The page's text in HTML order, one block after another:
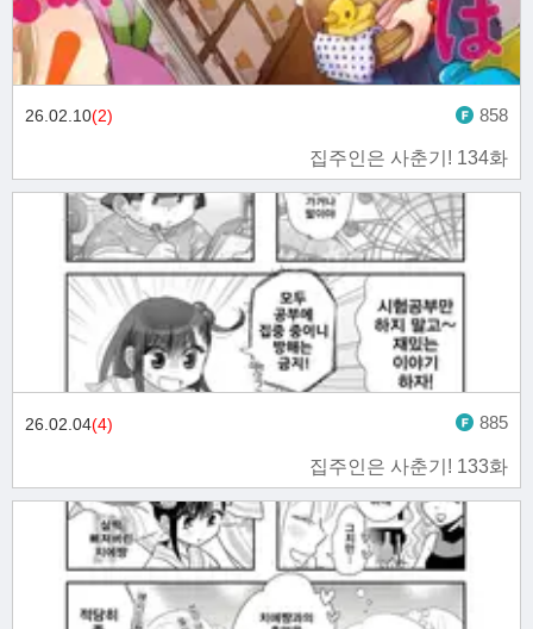
집주인은 사춘기! 134화
26.02.10(2) 858
집주인은 사춘기! 133화
26.02.04(4) 885